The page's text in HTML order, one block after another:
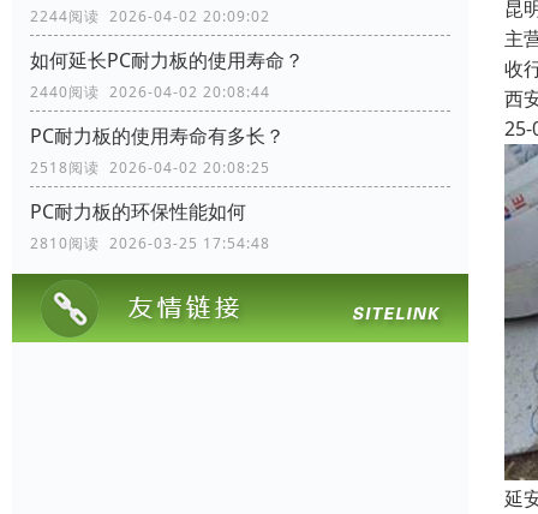
2244阅读 2026-04-02 20:09:02
如何延长PC耐力板的使用寿命？
2440阅读 2026-04-02 20:08:44
PC耐力板的使用寿命有多长？
2518阅读 2026-04-02 20:08:25
PC耐力板的环保性能如何
2810阅读 2026-03-25 17:54:48
昆
主
收
西
25-
延